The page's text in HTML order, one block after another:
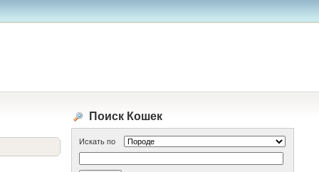
Поиск Кошек
Искать по